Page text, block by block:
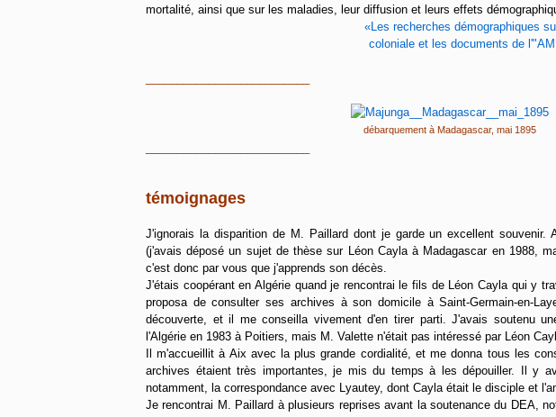
mortalité, ainsi que sur les maladies, leur diffusion et leurs effets
«Les recherches démographiques
coloniale et les documents de
débarquement à Madagascar, mai 1895
témoignages
J'ignorais la disparition de M. Paillard dont je garde un excellent souvenir.
(j'avais déposé un sujet de thèse sur Léon Cayla à Madagascar en 1988,
c'est donc par vous que j'apprends son décès.
J'étais coopérant en Algérie quand je rencontrai le fils de Léon Cayla qui y
proposa de consulter ses archives à son domicile à Saint-Germain-en-
découverte, et il me conseilla vivement d'en tirer parti. J'avais soutenu
l'Algérie en 1983 à Poitiers, mais M. Valette n'était pas intéressé par Léon
Il m'accueillit à Aix avec la plus grande cordialité, et me donna tous les
archives étaient très importantes, je mis du temps à les dépouiller. Il y
notamment, la correspondance avec Lyautey, dont Cayla était le disciple et
Je rencontrai M. Paillard à plusieurs reprises avant la soutenance du DEA,